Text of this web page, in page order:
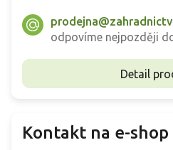
odpovíme nejpozději
Detail
Kontakt na e-shop